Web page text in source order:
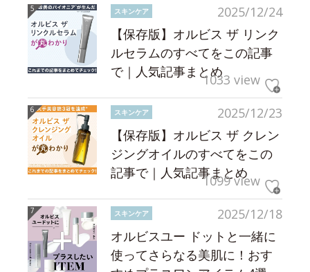
2025/12/24
スキンケア
【保存版】オルビス ザ リンク
ルセラムのすべてをこの記事
で｜人気記事まとめ1033 view
2025/12/23
スキンケア
【保存版】オルビス ザ クレン
ジングオイルのすべてをこの
記事で｜人気記事まとめ
1099 view
2025/12/18
スキンケア
オルビスユー ドットと一緒に
使ってさらなる美肌に！おす